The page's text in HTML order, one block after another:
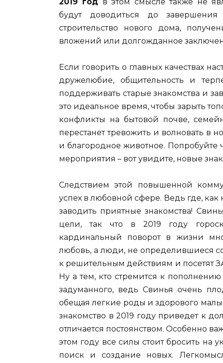
будут доводиться до
строительство нового дома,
вложений или долгожданное
Если говорить о главных качествах
дружелюбие, общительность и
поддерживать старые знакомства и
это идеальное время, чтобы зарыть
конфликты на бытовой почве,
перестанет тревожить и волновать в
и благородное животное.
мероприятия – вот увидите, новые
Следствием этой повышенной
успех в любовной сфере. Ведь где,
заводить приятные знакомства!
цели, так что в 2019 году
кардинальный поворот в жизни
любовь, а люди, не определившиеся
к решительным действиям и посетят
Ну а тем, кто стремится к
задуманного, ведь Свинья очень
обещая легкие роды и здорового
знакомство в 2019 году приведет к
отличается постоянством. Особенно
этом году все силы стоит бросить на
поиск и создание новых.